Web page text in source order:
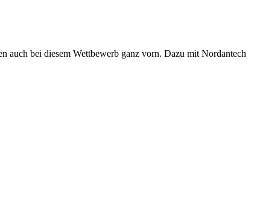
auch bei diesem Wettbewerb ganz vorn. Dazu mit Nordantech